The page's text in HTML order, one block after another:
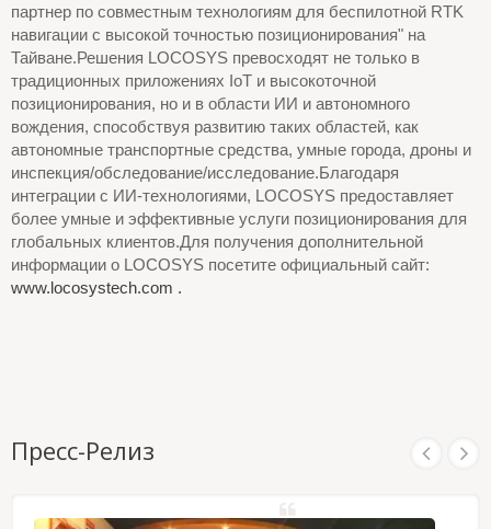
партнер по совместным технологиям для беспилотной RTK
навигации с высокой точностью позиционирования" на
Тайване.Решения LOCOSYS превосходят не только в
традиционных приложениях IoT и высокоточной
позиционирования, но и в области ИИ и автономного
вождения, способствуя развитию таких областей, как
автономные транспортные средства, умные города, дроны и
инспекция/обследование/исследование.Благодаря
интеграции с ИИ-технологиями, LOCOSYS предоставляет
более умные и эффективные услуги позиционирования для
глобальных клиентов.Для получения дополнительной
информации о LOCOSYS посетите официальный сайт:
www.locosystech.com .
Пресс-Релиз